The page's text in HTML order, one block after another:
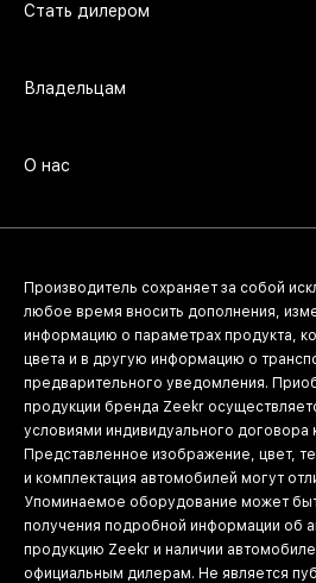
Стать дилером
Владельцам
О нас
Производитель сохраняет за собой
любое время вносить дополнения,
информацию о параметрах продукта,
цвета и в другую информацию о
предварительного уведомления.
продукции бренда Zeekr
условиями индивидуального договора
Представленное изображение, цвет,
и комплектация автомобилей могут
Упоминаемое оборудование может
получения подробной информации об
продукцию Zeekr и наличии
официальным дилерам. Не является